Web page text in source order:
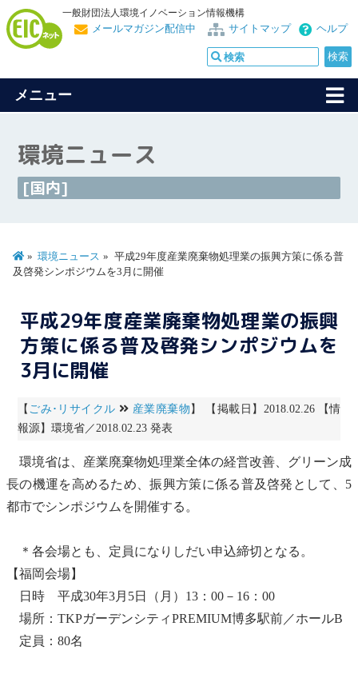
一般財団法人環境イノベーション情報機構
ヘルプ
サイトマップ
メールマガジン配信中
メニュー
環境ニュース
[国内]
環境ニュース
平成29年度産業廃棄物処理業の振興方策に係る普
及啓発シンポジウムを3月に開催
平成29年度産業廃棄物処理業の振興
方策に係る普及啓発シンポジウムを
3月に開催
【 ごみ･リサイクル 産業廃棄物 】 【掲載日】2018.02.26 【情
報源】環境省／2018.02.23 発表
環境省は、 産業廃棄物処理業全体の経営改善、グリーン成
長の機運を高めるため、振興方策に係る普及啓発として、5
都市でシンポジウムを開催する。
＊各会場とも、定員になりしだい申込締切となる。
【福岡会場】
日時 平成30年3月5日（月）13：00－16：00
場所：TKPガーデンシティPREMIUM博多駅前／ホールB
定員：80名